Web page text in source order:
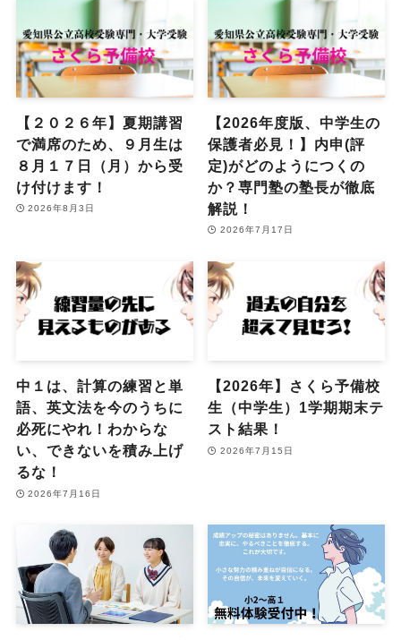
【２０２６年】夏期講習
で満席のため、９月生は
８月１７日（月）から受
け付けます！
2026年8月3日
【2026年度版、中学生の
保護者必見！】内申(評
定)がどのようにつくの
か？専門塾の塾長が徹底
解説！
2026年7月17日
中１は、計算の練習と単
語、英文法を今のうちに
必死にやれ！わからな
い、できないを積み上げ
るな！
2026年7月16日
【2026年】さくら予備校
生（中学生）1学期期末テ
スト結果！
2026年7月15日